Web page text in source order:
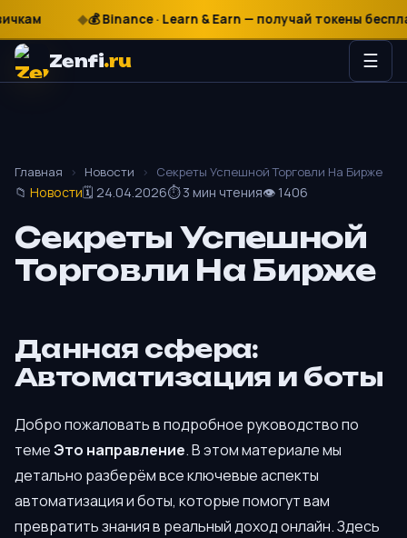
₽
$
€ 💰 Binance · Learn & Earn — получай токены бесплатно
Zenfi.ru ☰
Главная › Новости › Секреты Успешной Торговли На Бирже
📁 Новости🗓 24.04.2026⏱ 3 мин чтения👁 1406
Секреты Успешной
Торговли На Бирже
Данная сфера:
Автоматизация и боты
Добро пожаловать в подробное руководство по
темеЭто направление. В этом материале мы
детально разберём все ключевые аспекты
автоматизация и боты, которые помогут вам
превратить знания в реальный доход онлайн. Здесь